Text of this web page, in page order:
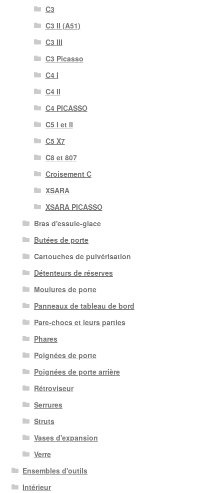
C3
C3 II (A51)
C3 III
C3 Picasso
C4 I
C4 II
C4 PICASSO
C5 I et II
C5 X7
C8 et 807
Croisement C
XSARA
XSARA PICASSO
Bras d'essuie-glace
Butées de porte
Cartouches de pulvérisation
Détenteurs de réserves
Moulures de porte
Panneaux de tableau de bord
Pare-chocs et leurs parties
Phares
Poignées de porte
Poignées de porte arrière
Rétroviseur
Serrures
Struts
Vases d'expansion
Verre
Ensembles d'outils
Intérieur